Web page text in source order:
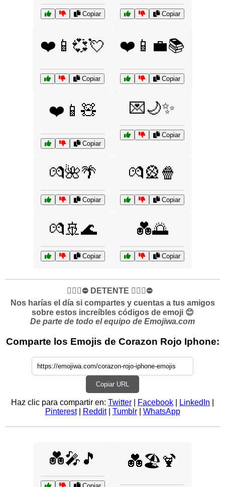
Copiar Copiar
❤️📱💞💘
Copiar
❤️📱💼📚
Copiar
❤️📱🧸
Copiar
💌🌙✨
Copiar
💏🌺🌴
Copiar
💏🎡🍿
Copiar
💏🚢🌊
Copiar
💑🌅
Copiar
✋🏻🛑⛔️ DETENTE ✋🏻🛑⛔️
Nos harías el día si compartes y cuentas a tus amigos
sobre estos increíbles códigos de emoji 😊
De parte de todo el equipo de Emojiwa.com
Comparte los Emojis de Corazon Rojo Iphone:
Copiar URL
Haz clic para compartir en: Twitter Facebook LinkedIn
Pinterest| Reddit| Tumblr| WhatsApp
💑🎤🎵 💑🏖️🍹